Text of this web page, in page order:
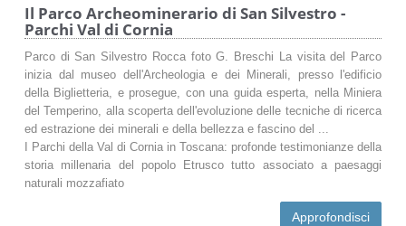
Il Parco Archeominerario di San Silvestro -
Parchi Val di Cornia
Parco di San Silvestro Rocca foto G. Breschi La visita del Parco
inizia dal museo dell'Archeologia e dei Minerali, presso l'edificio
della Biglietteria, e prosegue, con una guida esperta, nella Miniera
del Temperino, alla scoperta dell'evoluzione delle tecniche di ricerca
ed estrazione dei minerali e della bellezza e fascino del ...
I Parchi della Val di Cornia in Toscana: profonde testimonianze della
storia millenaria del popolo Etrusco tutto associato a paesaggi
naturali mozzafiato
Approfondisci